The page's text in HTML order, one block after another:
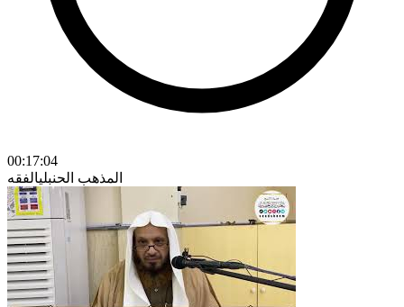
00:17:04
المذهب الحنبليالفقه